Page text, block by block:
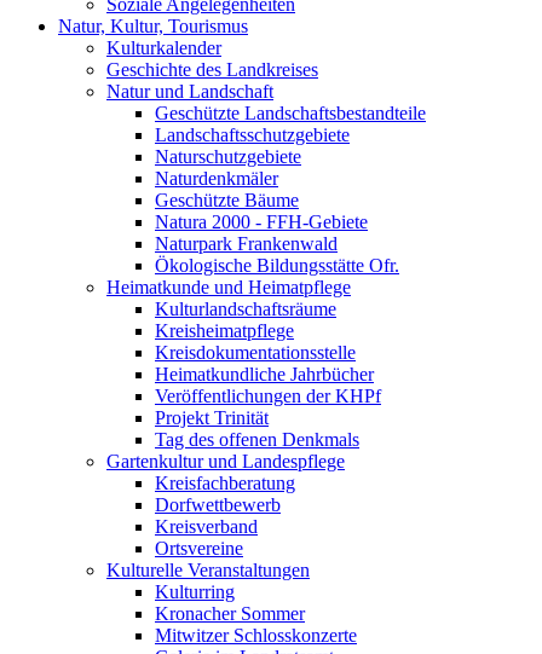
Soziale Angelegenheiten
Natur, Kultur, Tourismus
Kulturkalender
Geschichte des Landkreises
Natur und Landschaft
Geschützte Landschaftsbestandteile
Landschaftsschutzgebiete
Naturschutzgebiete
Naturdenkmäler
Geschützte Bäume
Natura 2000 - FFH-Gebiete
Naturpark Frankenwald
Ökologische Bildungsstätte Ofr.
Heimatkunde und Heimatpflege
Kulturlandschaftsräume
Kreisheimatpflege
Kreisdokumentationsstelle
Heimatkundliche Jahrbücher
Veröffentlichungen der KHPf
Projekt Trinität
Tag des offenen Denkmals
Gartenkultur und Landespflege
Kreisfachberatung
Dorfwettbewerb
Kreisverband
Ortsvereine
Kulturelle Veranstaltungen
Kulturring
Kronacher Sommer
Mitwitzer Schlosskonzerte